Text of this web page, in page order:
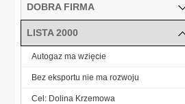
DOBRA FIRMA
LISTA 2000
Autogaz ma wzięcie
Bez eksportu nie ma rozwoju
Cel: Dolina Krzemowa